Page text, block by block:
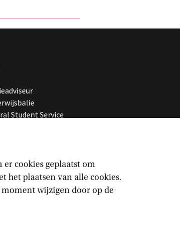
cookies geplaatst om
het plaatsen van alle cookies.
moment wijzigen door op de
Student Service
Services
en gebouwen